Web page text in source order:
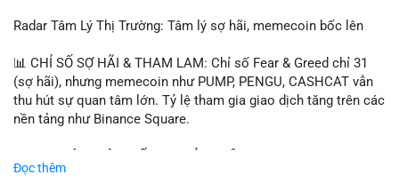
Radar Tâm Lý Thị Trường: Tâm lý sợ hãi, memecoin bốc lên
📊 CHỈ SỐ SỢ HÃI & THAM LAM: Chỉ số Fear & Greed chỉ 31
(sợ hãi), nhưng memecoin như PUMP, PENGU, CASHCAT vẫn
thu hút sự quan tâm lớn. Tỷ lệ tham gia giao dịch tăng trên các
nền tảng như Binance Square.
CASHCAT, SUI, TAO xuất hiện nhiều trong tìm kiếm Việt Nam
Đọc thêm